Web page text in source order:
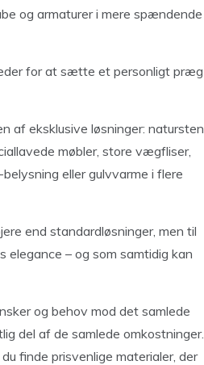
og armaturer i mere spændende
for at sætte et personligt præg
af eksklusive løsninger: natursten
møbler, store vægfliser,
eller gulvvarme i flere
end standardløsninger, men til
– og som samtidig kan
og behov mod det samlede
del af de samlede omkostninger.
finde prisvenlige materialer, der